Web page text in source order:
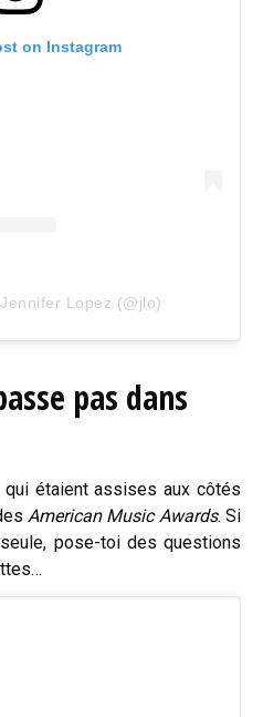
on Instagram
Lopez (@jlo)
pas dans
étaient assises aux côtés
American Music Awards. Si
pose-toi des questions